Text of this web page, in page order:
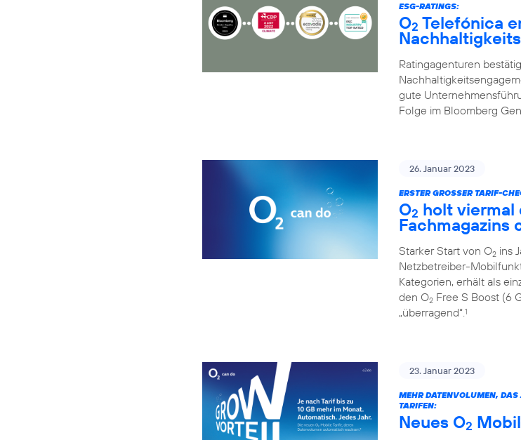
ESG-RATINGS:
O2 Telefónica
Ratingagenturen
gute
Folge im Bloomberg
26. Januar 2023
ERSTER GROSSER TARIF-
O2 holt viermal
Fachmagazins
Starker Start von O2 ins
Netzbetreiber-
Kategorien, erhält als
den O2 Free S Boost (6
„überragend“.1
23. Januar 2023
MEHR DATENVOLUMEN,
TARIFEN:
Neues O2